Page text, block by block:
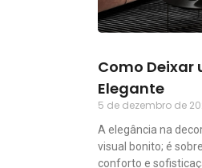
Como Deixar
Elegante
5 de dezembro de
A elegância na
visual bonito; é
conforto e